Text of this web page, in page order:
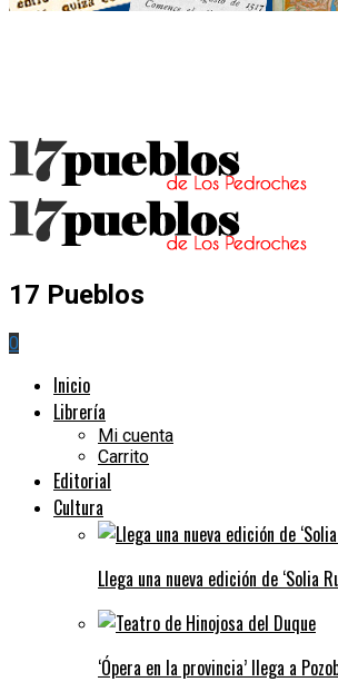
17 Pueblos
0
Inicio
Librería
Mi cuenta
Carrito
Editorial
Cultura
Llega una nueva edición de ‘Solia
‘Ópera en la provincia’ llega a